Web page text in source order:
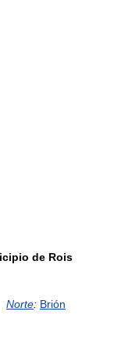
de Rois
Norte: Brión